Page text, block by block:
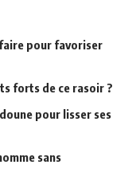
pour favoriser
forts de ce rasoir ?
pour lisser ses
sans